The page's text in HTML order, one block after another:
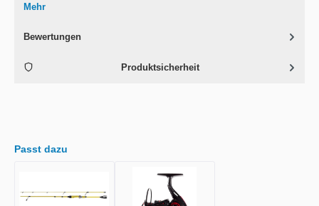
Mehr
Bewertungen
Produktsicherheit
Passt dazu